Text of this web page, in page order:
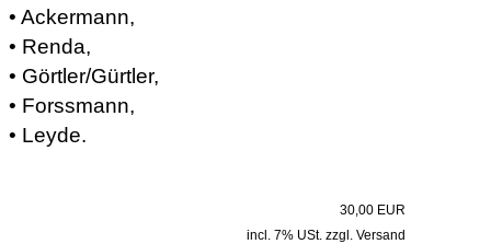
• Ackermann,
• Renda,
• Görtler/Gürtler,
• Forssmann,
• Leyde.
30,00 EUR
incl. 7% USt. zzgl. Versand